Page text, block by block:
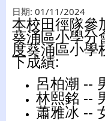
日期: 01/11/2024
本校田徑隊參
葵涌區小學分
度葵涌區小學
下成績:
呂柏潮 --
林熙銘 --
蕭雅冰 --